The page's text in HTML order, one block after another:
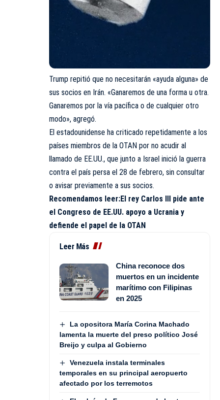
Trump repitió que no necesitarán «ayuda alguna» de
sus socios en Irán. «Ganaremos de una forma u otra.
Ganaremos por la vía pacífica o de cualquier otro
modo», agregó.
El estadounidense ha criticado repetidamente a los
países miembros de la OTAN por no acudir al
llamado de EE.UU., que junto a Israel inició la guerra
contra el país persa el 28 de febrero, sin consultar
o avisar previamente a sus socios.
Recomendamos leer:El rey Carlos III pide ante
el Congreso de EE.UU. apoyo a Ucrania y
defiende el papel de la OTAN
Leer Más
China reconoce dos
muertos en un incidente
marítimo con Filipinas
en 2025
La opositora María Corina Machado
lamenta la muerte del preso político José
Breijo y culpa al Gobierno
Venezuela instala terminales
temporales en su principal aeropuerto
afectado por los terremotos